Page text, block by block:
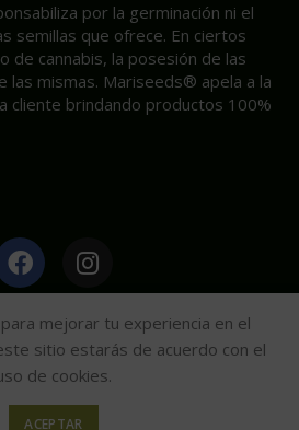
por la germinación ni el
semillas que ofrece. En ciertos
de cannabis, la posesión de las
las mismas. Mariseeds® apela a la
cliente brindando productos 100%
INFORMACIÓN POST VENTA.
mejorar tu experiencia en el
sitio estarás de acuerdo con el
de cookies.
ACEPTAR